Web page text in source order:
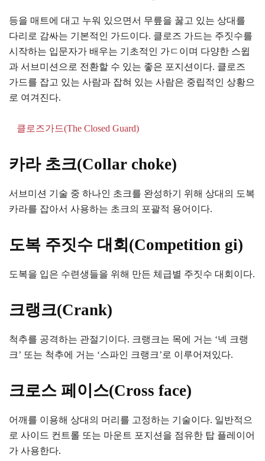
등을 매트에 대고 누워 있으면서 무릎을 꿇고 있는 상대를
다리로 감싸는 기본적인 가드이다. 클로즈 가드는 주짓수를
시작하는 입문자가 배우는 기초적인 가ㄷ이며 다양한 스윕
과 서브미션으로 전환할 수 있는 좋은 포지션이다. 클로즈
가드를 잡고 있는 사람과 잡혀 있는 사람은 중립적인 상황으
로 여겨진다.
클로즈가드(The Closed Guard)
카라 초크(Collar choke)
서브미션 기술 중 하나인 초크를 완성하기 위해 상대의 도복
카라를 잡아서 사용하는 초크의 포괄적 용어이다.
도복 주짓수 대회(Competition gi)
도복을 입은 수련생들을 위해 만든 체급별 주짓수 대회이다.
크랭크(Crank)
척추를 공격하는 관절기이다. 크랭크는 목에 거는 ‘넥 크랭
크’ 또는 척추에 거는 ‘스파인 크랭크’로 이루어져있다.
크로스 페이스(Cross face)
어깨를 이용해 상대의 머리를 고정하는 기술이다. 일반적으
로 사이드 컨트롤 또는 마운트 포지션을 점유한 탑 플레이어
가 사용한다.